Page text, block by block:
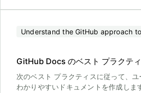
Understand the GitHub approach
GitHub Docs のベスト プラクテ
次のベスト プラクティスに従って、
わかりやすいドキュメントを作成しま